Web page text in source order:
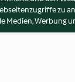
zu
Medien, Werbung